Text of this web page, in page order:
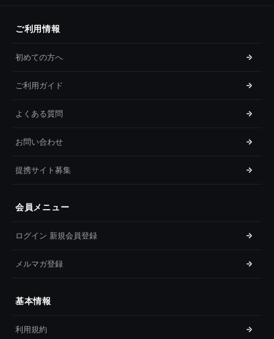
ご利用情報
初めての方へ
ご利用ガイド
よくある質問
お問い合わせ
提携サイト募集
会員メニュー
ログイン 新規会員登録
メルマガ登録
基本情報
利用規約